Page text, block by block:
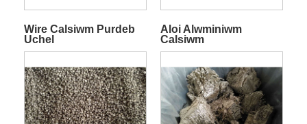
Wire Calsiwm Purdeb
Uchel
Aloi Alwminiwm
Calsiwm